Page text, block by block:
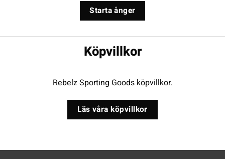
Starta ånger
Köpvillkor
Rebelz Sporting Goods köpvillkor.
Läs våra köpvillkor